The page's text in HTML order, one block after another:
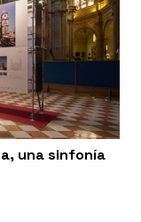
una sinfonía